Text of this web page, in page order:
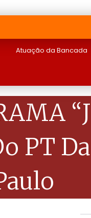
Atuação da Bancada
PT